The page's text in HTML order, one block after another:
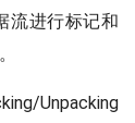
流进行标记和
Unpacking